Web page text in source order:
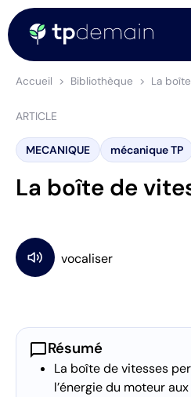
Accueil Bibliothèque La
ARTICLE
MECANIQUE mécanique TP
La boîte de
chat_bubbleRésumé
La boîte de vitesses
l’énergie du moteur